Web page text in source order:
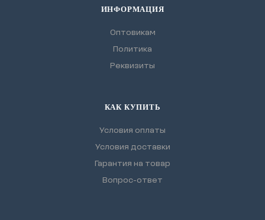
ИНФОРМАЦИЯ
Оптовикам
Политика
Реквизиты
КАК КУПИТЬ
Условия оплаты
Условия доставки
Гарантия на товар
Вопрос-ответ